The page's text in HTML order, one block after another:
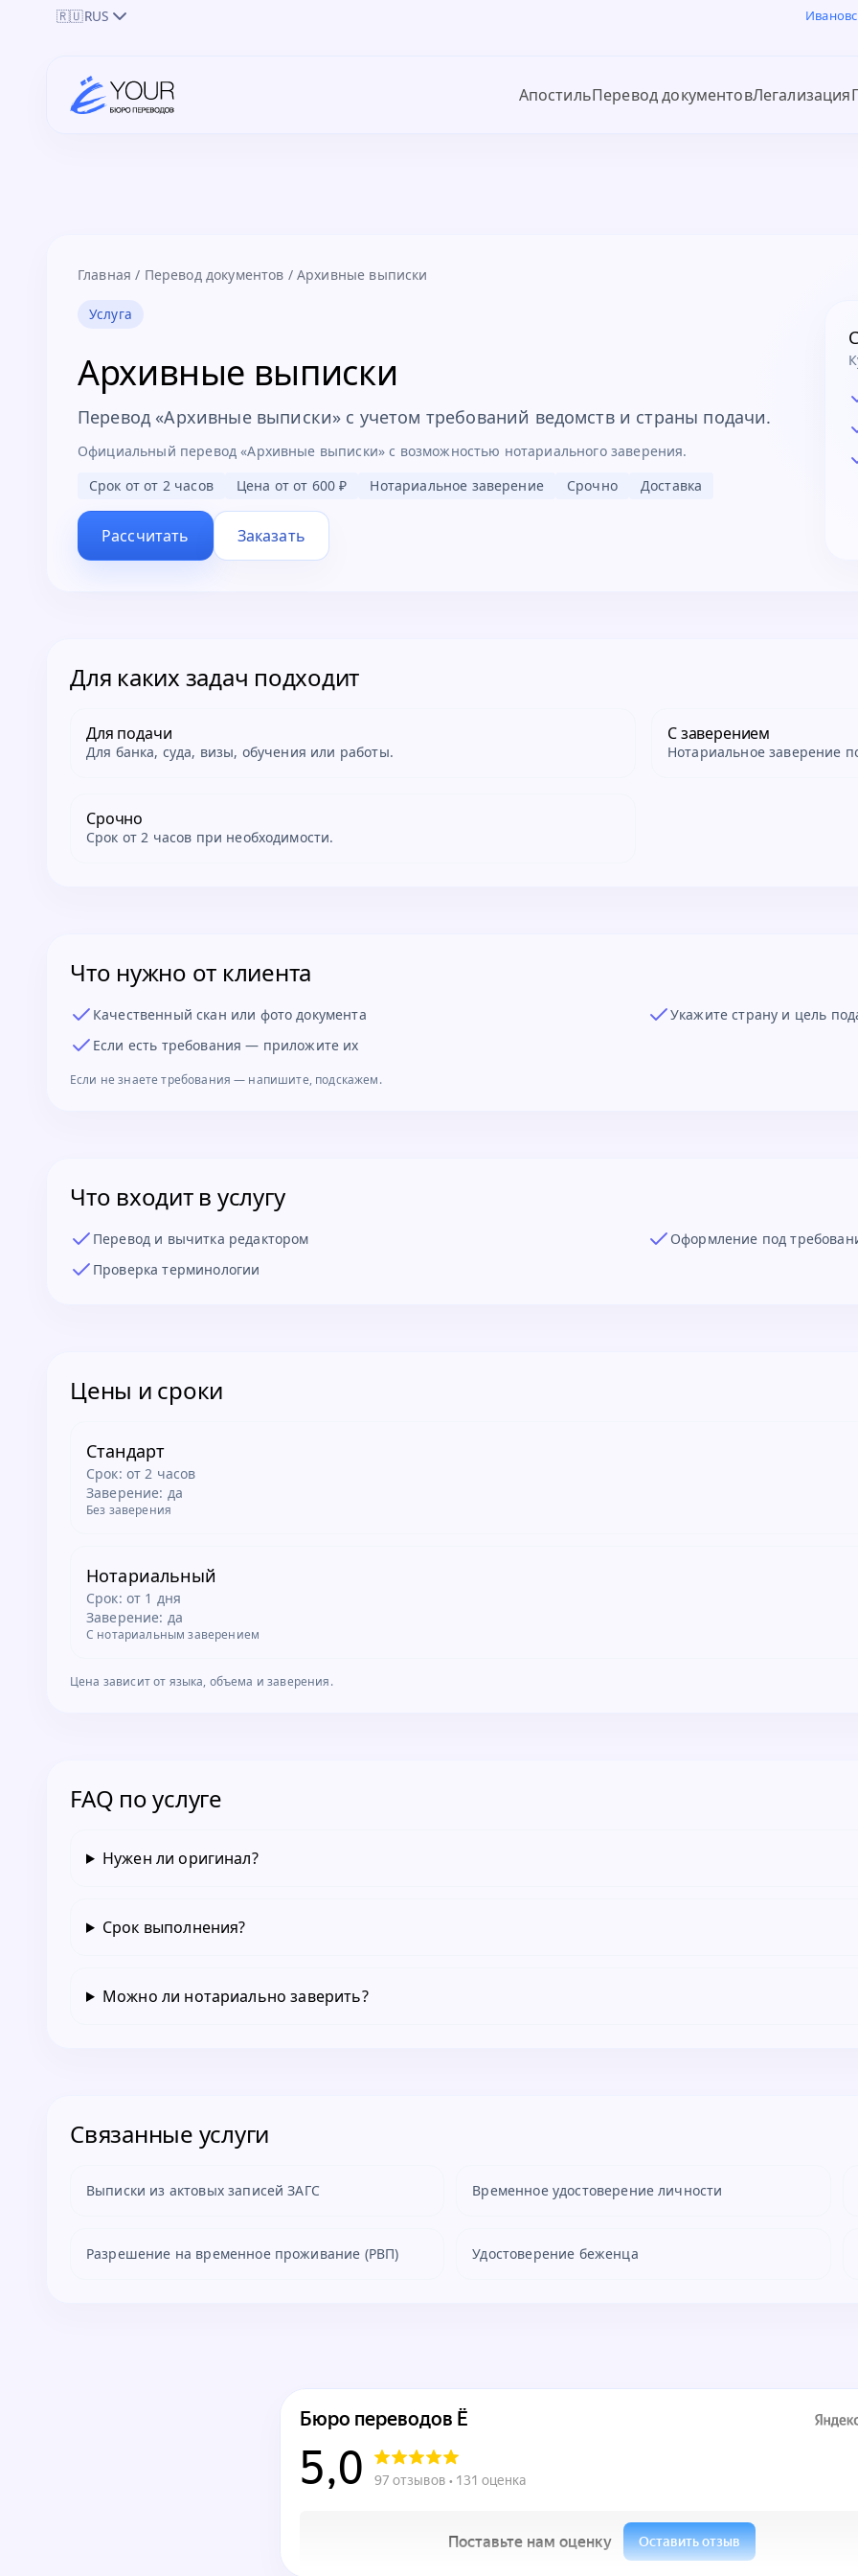
🇷🇺RUS
АпостильПеревод документовЛегализация
Главная / Перевод документов / Архивные выписки
Услуга
Архивные выписки
Перевод «Архивные выписки» с учетом требований ведомств и страны подачи.
Официальный перевод «Архивные выписки» с возможностью нотариального заверения.
Срок отот 2 часов Цена отот 600 ₽ Нотариальное заверение Срочно Доставка
Рассчитать Заказать
Для каких задач подходит
Для подачи
Для банка, суда, визы, обучения или работы.
С заверением
Нотариальное заверение
Срочно
Срок от 2 часов при необходимости.
Что нужно от клиента
Качественный скан или фото документа
Укажите страну и цель
Если есть требования — приложите их
Если не знаете требования — напишите, подскажем.
Что входит в услугу
Перевод и вычитка редактором
Оформление под
Проверка терминологии
Цены и сроки
Стандарт
Срок: от 2 часов
Заверение: да
Без заверения
Нотариальный
Срок: от 1 дня
Заверение: да
С нотариальным заверением
Цена зависит от языка, объема и заверения.
FAQ по услуге
Нужен ли оригинал?
Срок выполнения?
Можно ли нотариально заверить?
Связанные услуги
Выписки из актовых записей ЗАГС Временное удостоверение личности
Разрешение на временное проживание (РВП) Удостоверение беженца